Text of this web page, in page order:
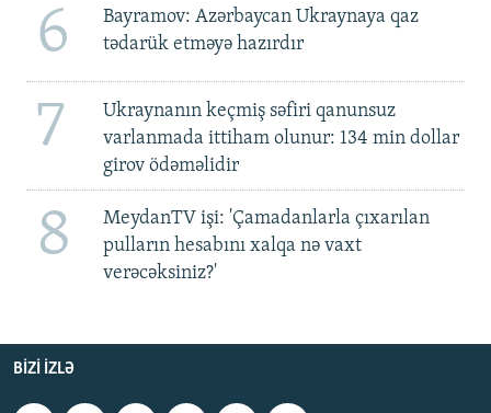
6
Bayramov: Azərbaycan Ukraynaya qaz
tədarük etməyə hazırdır
7
Ukraynanın keçmiş səfiri qanunsuz
varlanmada ittiham olunur: 134 min dollar
girov ödəməlidir
8
MeydanTV işi: 'Çamadanlarla çıxarılan
pulların hesabını xalqa nə vaxt
verəcəksiniz?'
BIZI IZLƏ